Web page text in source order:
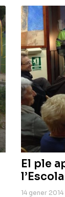
El ple
14 gener 2014